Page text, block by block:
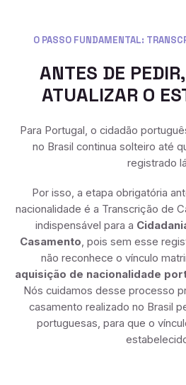
O PASSO FUNDAMENTAL:
ANTES DE
ATUALIZAR O
Para Portugal, o cidadão
no Brasil continua solteiro até
registrado
Por isso, a etapa obrigatória
nacionalidade é a Transcrição de
indispensável para a
Casamento, pois sem esse
não reconhece o vínculo
aquisição de nacionalidade
Nós cuidamos desse processo
casamento realizado no Brasil
portuguesas, para que o